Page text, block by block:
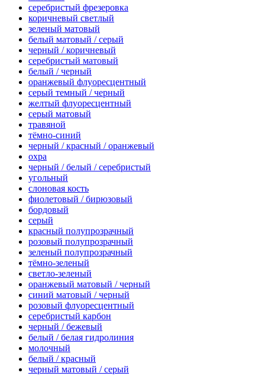
серебристый фрезеровка
коричневый светлый
зеленый матовый
белый матовый / серый
черный / коричневый
серебристый матовый
белый / черный
оранжевый флуоресцентный
серый темный / черный
желтый флуоресцентный
серый матовый
травяной
тёмно-синий
черный / красный / оранжевый
охра
черный / белый / серебристый
угольный
слоновая кость
фиолетовый / бирюзовый
бордовый
серый
красный полупрозрачный
розовый полупрозрачный
зеленый полупрозрачный
тёмно-зеленый
светло-зеленый
оранжевый матовый / черный
синий матовый / черный
розовый флуоресцентный
серебристый карбон
черный / бежевый
белый / белая гидролиния
молочный
белый / красный
черный матовый / серый